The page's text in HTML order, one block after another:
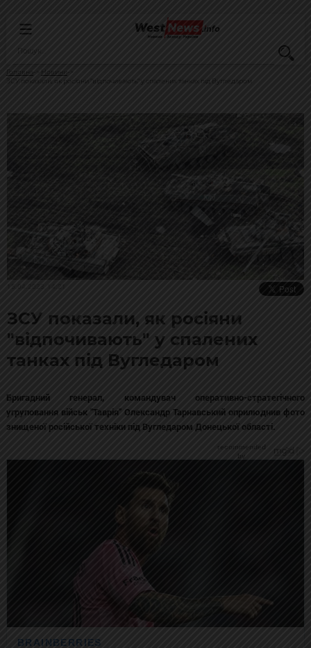
Головна
Новини
ЗСУ показали, як росіяни "відпочивають" у спалених танках під Вугледаром
ЗСУ показали, як росіяни
"відпочивають" у спалених
танках під Вугледаром
Бригадний генерал, командувач оперативно-стратегічного
угруповання військ "Таврія" Олександр Тарнавський оприлюднив фото
знищеної російської техніки під Вугледаром Донецької області.